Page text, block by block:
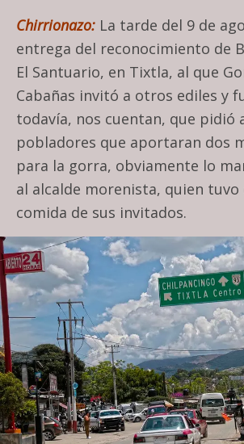
Chirrionazo: La tarde del 9 de
entrega del reconocimiento de
El Santuario, en Tixtla, al que
Cabañas invitó a otros ediles y
todavía, nos cuentan, que pidió
pobladores que aportaran dos
para la gorra, obviamente lo
al alcalde morenista, quien tuvo
comida de sus invitados.